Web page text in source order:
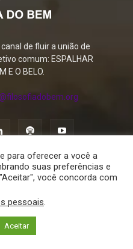
canal de fluir a união de
comum: ESPALHAR
E O BELO.
DX2BRASIL
para oferecer a você a
suas preferências e
você concorda com
pessoais.
Aceitar